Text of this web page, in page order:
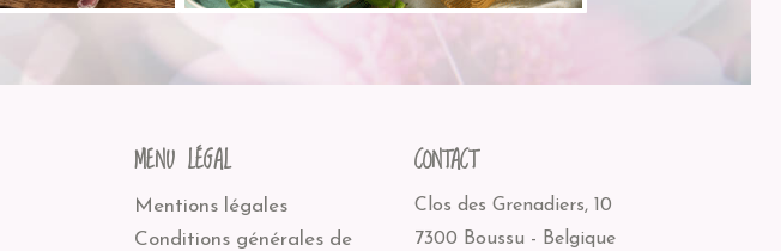
MENU LÉGAL
Mentions légales
Conditions générales de
CONTACT
Clos des Grenadiers, 10
7300 Boussu - Belgique